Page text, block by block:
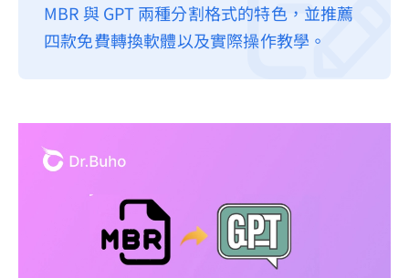
隱私權政策
服務條款
MBR 與 GPT 兩種分割格式的特色，並推薦
四款免費轉換軟體以及實際操作教學。